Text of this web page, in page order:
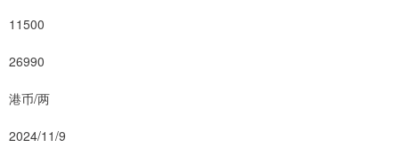
11500
26990
港币/两
2024/11/9